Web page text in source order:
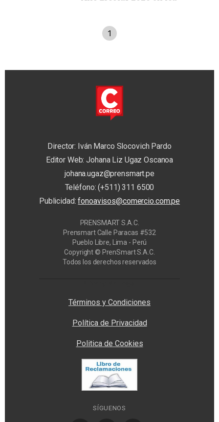
1
Director: Iván Marco Slocovich Pardo
Editor Web: Johana Liz Ugaz Oscanoa
johana.ugaz@prensmart.pe
Teléfono: (+511) 311 6500
Publicidad:fonoavisos@comercio.com.pe
PRENSMART S.A.C.
Prensmart Calle Paracas #532
Pueblo Libre, Lima - Perú
Copyright © PrenSmart S.A.C.
Todos los derechos reservados
Términos y Condiciones
Política de Privacidad
Politica de Cookies
SÍGUENOS